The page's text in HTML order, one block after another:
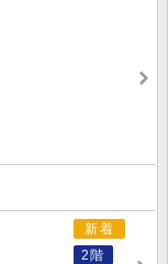
新着
2階